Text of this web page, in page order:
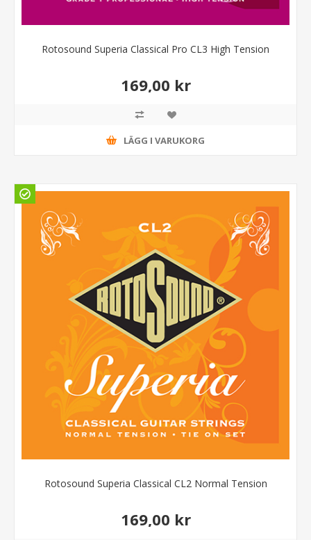
Rotosound Superia Classical Pro CL3 High Tension
169,00 kr
LÄGG I VARUKORG
Rotosound Superia Classical CL2 Normal Tension
169,00 kr